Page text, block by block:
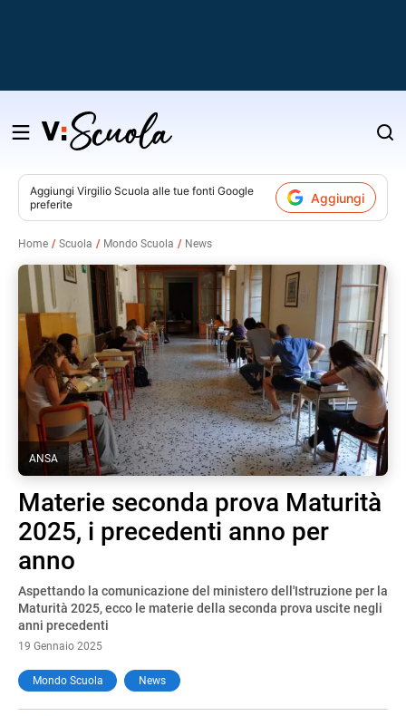
Salta
contenuto
Aggiungi Virgilio Scuola alle tue fonti Google
preferite
Aggiungi
Home Scuola Mondo Scuola News
ANSA
Materie seconda prova Maturità
2025, i precedenti anno per
anno
Aspettando la comunicazione del ministero dell'Istruzione per la
Maturità 2025, ecco le materie della seconda prova uscite negli
anni precedenti
19 Gennaio 2025
Mondo Scuola News